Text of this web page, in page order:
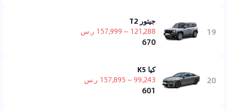
19
جيتور T2
121,288 ~ 157,999 ر.س
670
20
كيا K5
99,243 ~ 157,895 ر.س
601